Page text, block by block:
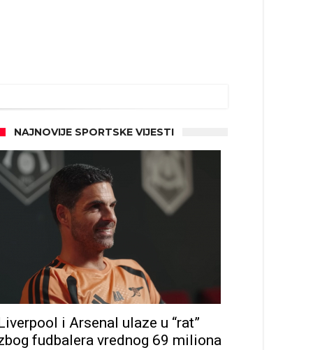
NAJNOVIJE SPORTSKE VIJESTI
i Arsenal ulaze u “rat”
fudbalera vrednog 69 miliona